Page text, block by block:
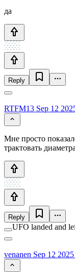
да
Reply
RTFM13 Sep 12
Мне просто
трактовать
Reply
UFO landed and
venanen Sep 12